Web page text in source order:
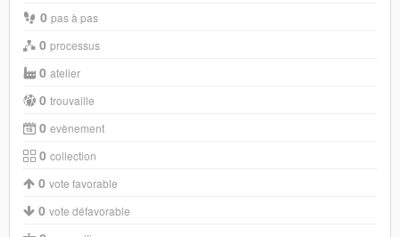
0 pas à pas
0 processus
0 atelier
0 trouvaille
0 evènement
0 collection
0 vote favorable
0 vote défavorable